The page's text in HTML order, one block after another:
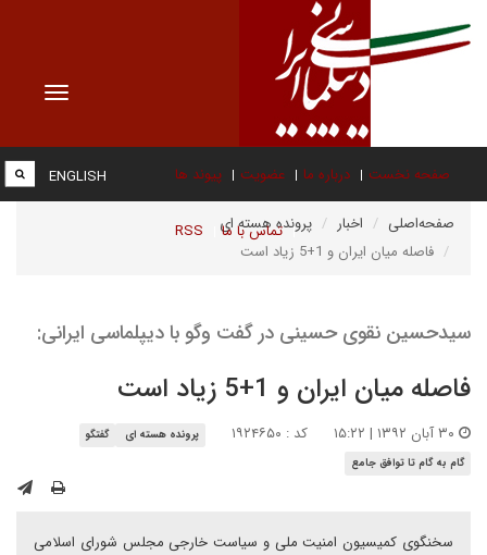
Toggle
صفحه نخست درباره ما عضویت پیوند ها
تماس با ما RSS
ENGLISH
صفحه‌اصلی اخبار
پرونده هسته ای
فاصله میان ایران و 1+5 زیاد است
سیدحسین نقوی حسینی در گفت وگو با دیپلماسی ایرانی:
فاصله میان ایران و 1+5 زیاد است
کد : ۱۹۲۴۶۵۰ پرونده هسته ای
گفتگو
گام به گام تا توافق جامع
سخنگوی کمیسیون امنیت ملی و سیاست خارجی مجلس شورای اسلامی